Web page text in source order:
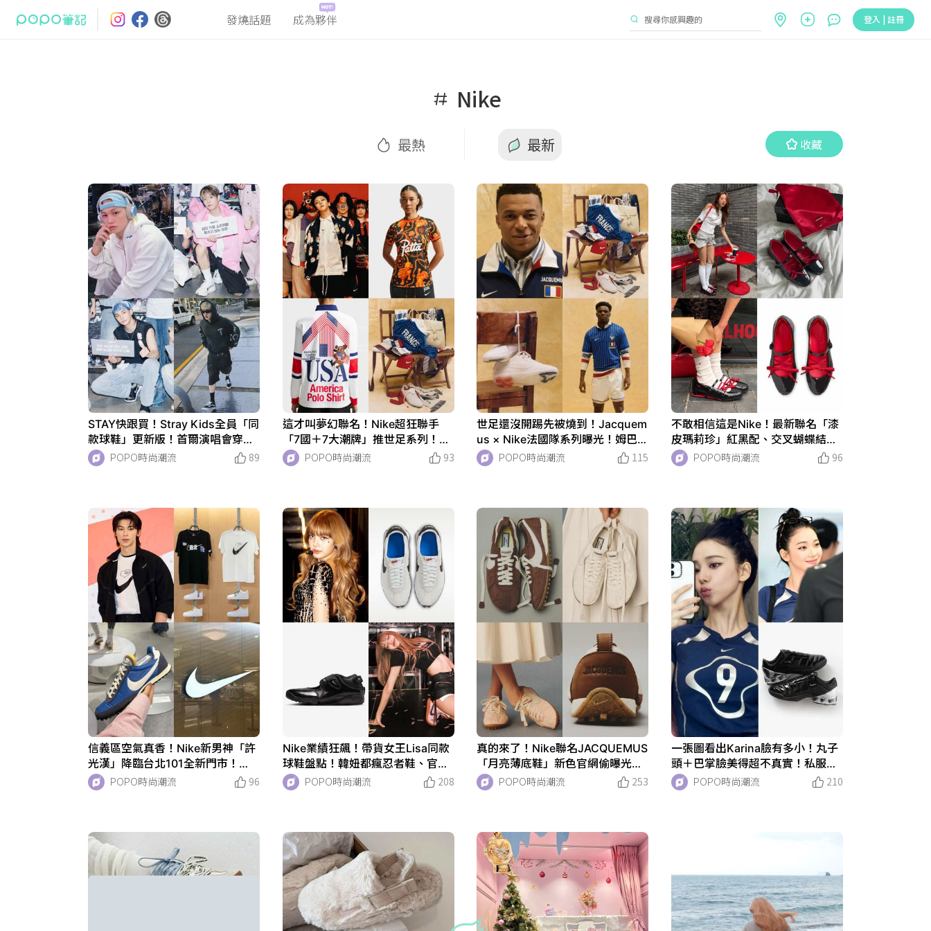
發燒話題 成為夥伴 登入 | 註冊
Nike
最熱 最新 收藏
最熱 收藏
STAY快跟買！Stray Kids全員「同
款球鞋」更新版！首爾演唱會穿這
幾雙、Felix腳上愛迪達官網有賣！
POPO時尚潮流 89
這才叫夢幻聯名！Nike超狂聯手
「7國＋7大潮牌」推世足系列！各
國都超好看、絕對是今年最強裝備
POPO時尚潮流 93
世足還沒開踢先被燒到！Jacquem
us × Nike法國隊系列曝光！姆巴佩
上身帥翻、球星秒變身時尚男模！
POPO時尚潮流 115
不敢相信這是Nike！最新聯名「漆
皮瑪莉珍」紅黑配、交叉蝴蝶結漂
亮到爆、根本女孩本命鞋！
POPO時尚潮流 96
信義區空氣真香！Nike新男神「許
光漢」降臨台北101全新門市！
「親自設計款」漢寶們要買耶！
POPO時尚潮流 96
Nike業績狂飆！帶貨女王Lisa同款
球鞋盤點！韓妞都瘋忍者鞋、官網
還買得到！
POPO時尚潮流 208
真的來了！Nike聯名JACQUEMUS
「月亮薄底鞋」新色官網偷曝光！
就是Lisa之前穿的那雙？！
POPO時尚潮流 253
一張圖看出Karina臉有多小！丸子
頭＋巴掌臉美得超不真實！私服Ni
ke球鞋、上衣找到了！
POPO時尚潮流 210